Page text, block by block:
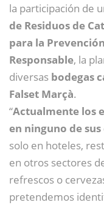
la participación de
de Residuos de
para la
Responsable, la
diversas bodegas
Falset Marçà.
“Actualmente los
en ninguno de
solo en hoteles,
en otros sectores
refrescos o
pretendemos